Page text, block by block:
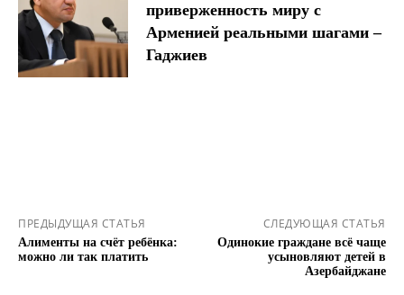
приверженность миру с
Арменией реальными шагами –
Гаджиев
ПРЕДЫДУЩАЯ СТАТЬЯ
Алименты на счёт ребёнка:
можно ли так платить
СЛЕДУЮЩАЯ СТАТЬЯ
Одинокие граждане всё чаще
усыновляют детей в
Азербайджане